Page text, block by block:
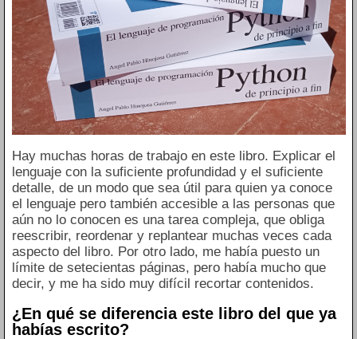
Hay muchas horas de trabajo en este libro. Explicar el
lenguaje con la suficiente profundidad y el suficiente
detalle, de un modo que sea útil para quien ya conoce
el lenguaje pero también accesible a las personas que
aún no lo conocen es una tarea compleja, que obliga
reescribir, reordenar y replantear muchas veces cada
aspecto del libro. Por otro lado, me había puesto un
límite de setecientas páginas, pero había mucho que
decir, y me ha sido muy difícil recortar contenidos.
¿En qué se diferencia este libro del que ya
habías escrito?